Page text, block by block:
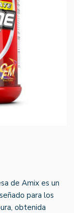
de Amix es un
para los
obtenida